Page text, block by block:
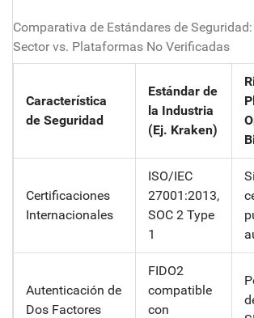
Comparativa de Estándares de
Sector vs. Plataformas No Verificadas
Característica
de Seguridad
Estándar de
la Industria
(Ej. Kraken)
Certificaciones
Internacionales
ISO/IEC
27001:2013,
SOC 2 Type
1
Autenticación de
Dos Factores
FIDO2
compatible
con